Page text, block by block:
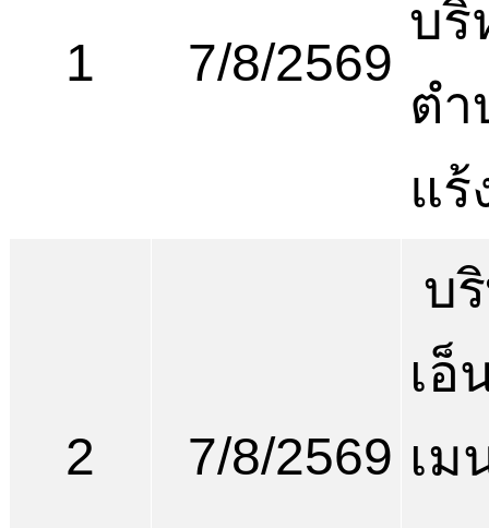
1 7/8/2569
บริ
ตำ
แร้
2 7/8/2569
บ
เอ็
เม